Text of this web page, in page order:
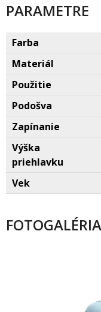
PARAMETRE
Farba
Materiál
Použitie
Podošva
Zapínanie
Výška
priehlavku
Vek
FOTOGALÉRIA